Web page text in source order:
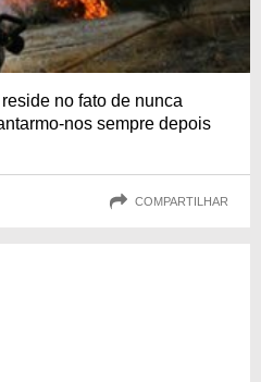
no fato de nunca
nos sempre depois
COMPARTILHAR